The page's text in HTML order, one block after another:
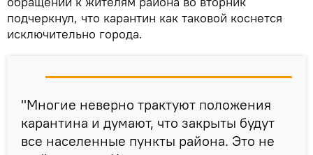
подчеркнул, что карантин как таковой коснется
исключительно города.
"Многие неверно трактуют положения
карантина и думают, что закрыты будут
все населенные пункты района. Это не